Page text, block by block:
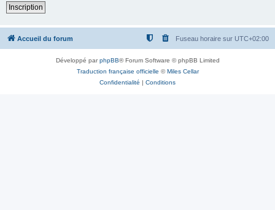
Inscription
Accueil du forum Fuseau horaire sur UTC+02:00
Développé parphpBB® Forum Software © phpBB Limited
Traduction française officielle ©Miles Cellar
Confidentialité | Conditions